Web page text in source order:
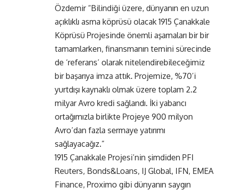
Özdemir “Bilindiği üzere, dünyanın en uzun
açıklıklı asma köprüsü olacak 1915 Çanakkale
Köprüsü Projesinde önemli aşamaları bir bir
tamamlarken, finansmanın temini sürecinde
de ‘referans’ olarak nitelendirebileceğimiz
bir başarıya imza attık. Projemize, %70’i
yurtdışı kaynaklı olmak üzere toplam 2.2
milyar Avro kredi sağlandı. İki yabancı
ortağımızla birlikte Projeye 900 milyon
Avro’dan fazla sermaye yatırımı
sağlayacağız.”
1915 Çanakkale Projesi’nin şimdiden PFI
Reuters, Bonds&Loans, IJ Global, IFN, EMEA
Finance, Proximo gibi dünyanın saygın